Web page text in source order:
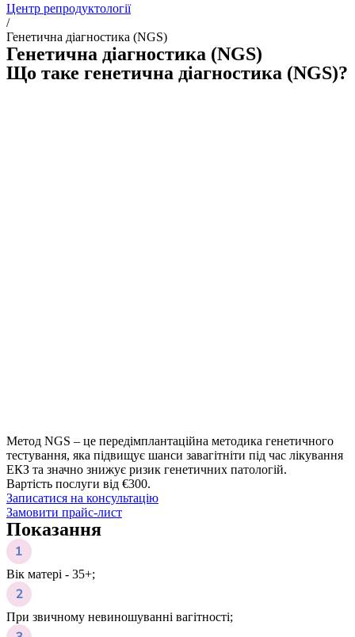
Центр репродуктології
/
Генетична діагностика (NGS)
Генетична діагностика (NGS)
Що таке генетична діагностика (NGS)?
Метод NGS – це передімплантаційна методика генетичного
тестування, яка підвищує шанси завагітніти під час лікування
ЕКЗ та значно знижує ризик генетичних патологій.
Вартість послуги від €300.
Записатися на консультацію
Замовити прайс-лист
Показання
Вік матері - 35+;
При звичному невиношуванні вагітності;